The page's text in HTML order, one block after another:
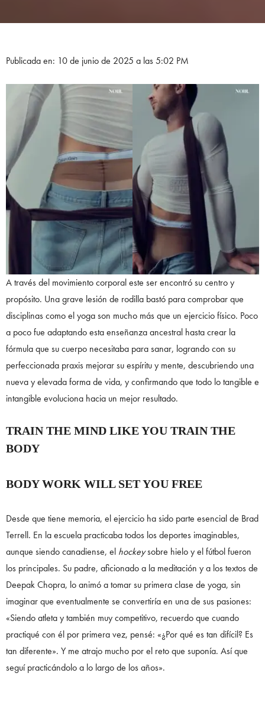
Publicada en: 10 de junio de 2025 a las 5:02 PM
A través del movimiento corporal este ser encontró su centro y
propósito. Una grave lesión de rodilla bastó para comprobar que
disciplinas como el yoga son mucho más que un ejercicio físico. Poco
a poco fue adaptando esta enseñanza ancestral hasta crear la
fórmula que su cuerpo necesitaba para sanar, logrando con su
perfeccionada praxis mejorar su espíritu y mente, descubriendo una
nueva y elevada forma de vida, y confirmando que todo lo tangible e
intangible evoluciona hacia un mejor resultado.
TRAIN THE MIND LIKE YOU TRAIN THE
BODY
BODY WORK WILL SET YOU FREE
Desde que tiene memoria, el ejercicio ha sido parte esencial de Brad
Terrell. En la escuela practicaba todos los deportes imaginables,
aunque siendo canadiense, el hockeysobre hielo y el fútbol fueron
los principales. Su padre, aficionado a la meditación y a los textos de
Deepak Chopra, lo animó a tomar su primera clase de yoga, sin
imaginar que eventualmente se convertiría en una de sus pasiones:
«Siendo atleta y también muy competitivo, recuerdo que cuando
practiqué con él por primera vez, pensé: «¿Por qué es tan difícil? Es
tan diferente». Y me atrajo mucho por el reto que suponía. Así que
seguí practicándolo a lo largo de los años».